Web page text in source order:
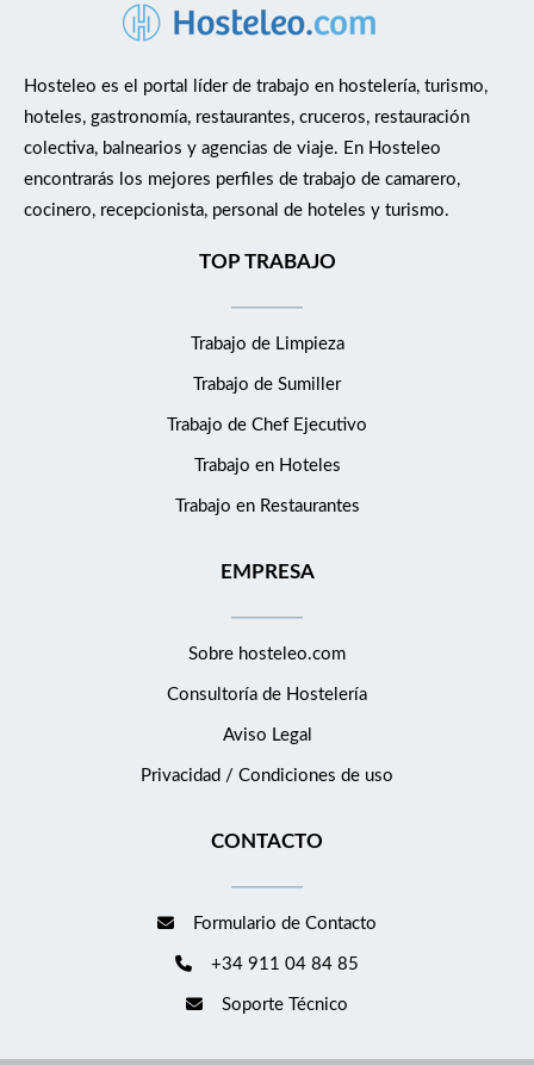
Hosteleo es el portal líder de trabajo en hostelería, turismo,
hoteles, gastronomía, restaurantes, cruceros, restauración
colectiva, balnearios y agencias de viaje. En Hosteleo
encontrarás los mejores perfiles de trabajo de camarero,
cocinero, recepcionista, personal de hoteles y turismo.
TOP TRABAJO
Trabajo de Limpieza
Trabajo de Sumiller
Trabajo de Chef Ejecutivo
Trabajo en Hoteles
Trabajo en Restaurantes
EMPRESA
Sobre hosteleo.com
Consultoría de Hostelería
Aviso Legal
Privacidad / Condiciones de uso
CONTACTO
Formulario de Contacto
+34 911 04 84 85
Soporte Técnico